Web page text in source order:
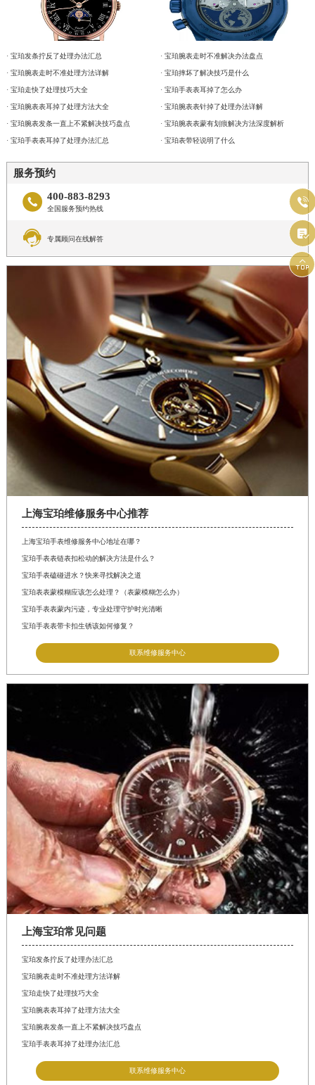
· 宝珀发条拧反了处理办法汇总
· 宝珀腕表走时不准处理方法详解
· 宝珀走快了处理技巧大全
· 宝珀腕表表耳掉了处理方法大全
· 宝珀腕表发条一直上不紧解决技巧盘点
· 宝珀手表表耳掉了处理办法汇总
· 宝珀腕表走时不准解决办法盘点
· 宝珀摔坏了解决技巧是什么
· 宝珀手表表耳掉了怎么办
· 宝珀腕表表针掉了处理办法详解
· 宝珀腕表表蒙有划痕解决方法深度解析
· 宝珀表带轻说明了什么
服务预约
 400-883-8293
全国服务预约热线
 专属顾问在线解答
上海宝珀维修服务中心推荐
上海宝珀手表维修服务中心地址在哪？
宝珀手表表链表扣松动的解决方法是什么？
宝珀手表磕碰进水？快来寻找解决之道
宝珀表表蒙模糊应该怎么处理？（表蒙模糊怎么办）
宝珀手表表蒙内污迹，专业处理守护时光清晰
宝珀手表表带卡扣生锈该如何修复？
联系维修服务中心
上海宝珀常见问题
宝珀发条拧反了处理办法汇总
宝珀腕表走时不准处理方法详解
宝珀走快了处理技巧大全
宝珀腕表表耳掉了处理方法大全
宝珀腕表发条一直上不紧解决技巧盘点
宝珀手表表耳掉了处理办法汇总
联系维修服务中心


